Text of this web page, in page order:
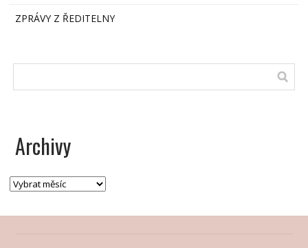
ZPRÁVY Z ŘEDITELNY
Archivy